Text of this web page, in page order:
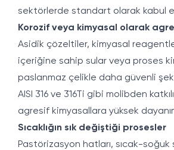
sektörlerde standart olarak kabul
Korozif veya kimyasal olarak
Asidik çözeltiler, kimyasal
içeriğine sahip sular veya proses
paslanmaz çelikle daha güvenli
AISI 316 ve 316Ti gibi molibden
agresif kimyasallara yüksek
Sıcaklığın sık değiştiği prosesler
Pastörizasyon hatları, sıcak-soğuk